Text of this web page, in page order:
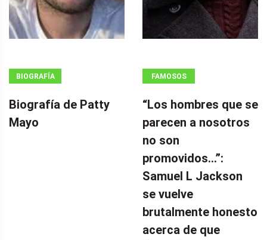
BIOGRAFÍA
Biografía de Patty
Mayo
FAMOSOS
“Los hombres que se
parecen a nosotros
no son
promovidos…”:
Samuel L Jackson
se vuelve
brutalmente honesto
acerca de que